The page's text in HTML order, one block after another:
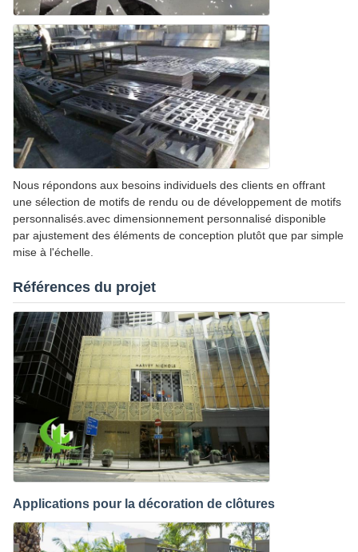
Nous répondons aux besoins individuels des clients en offrant
une sélection de motifs de rendu ou de développement de motifs
personnalisés.avec dimensionnement personnalisé disponible
par ajustement des éléments de conception plutôt que par simple
mise à l'échelle.
Références du projet
Applications pour la décoration de clôtures